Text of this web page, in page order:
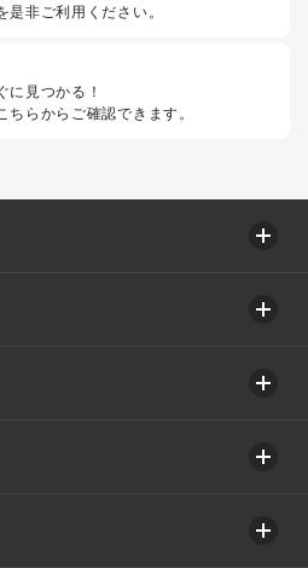
是非ご利用ください。
に見つかる！
ちらからご確認できます。